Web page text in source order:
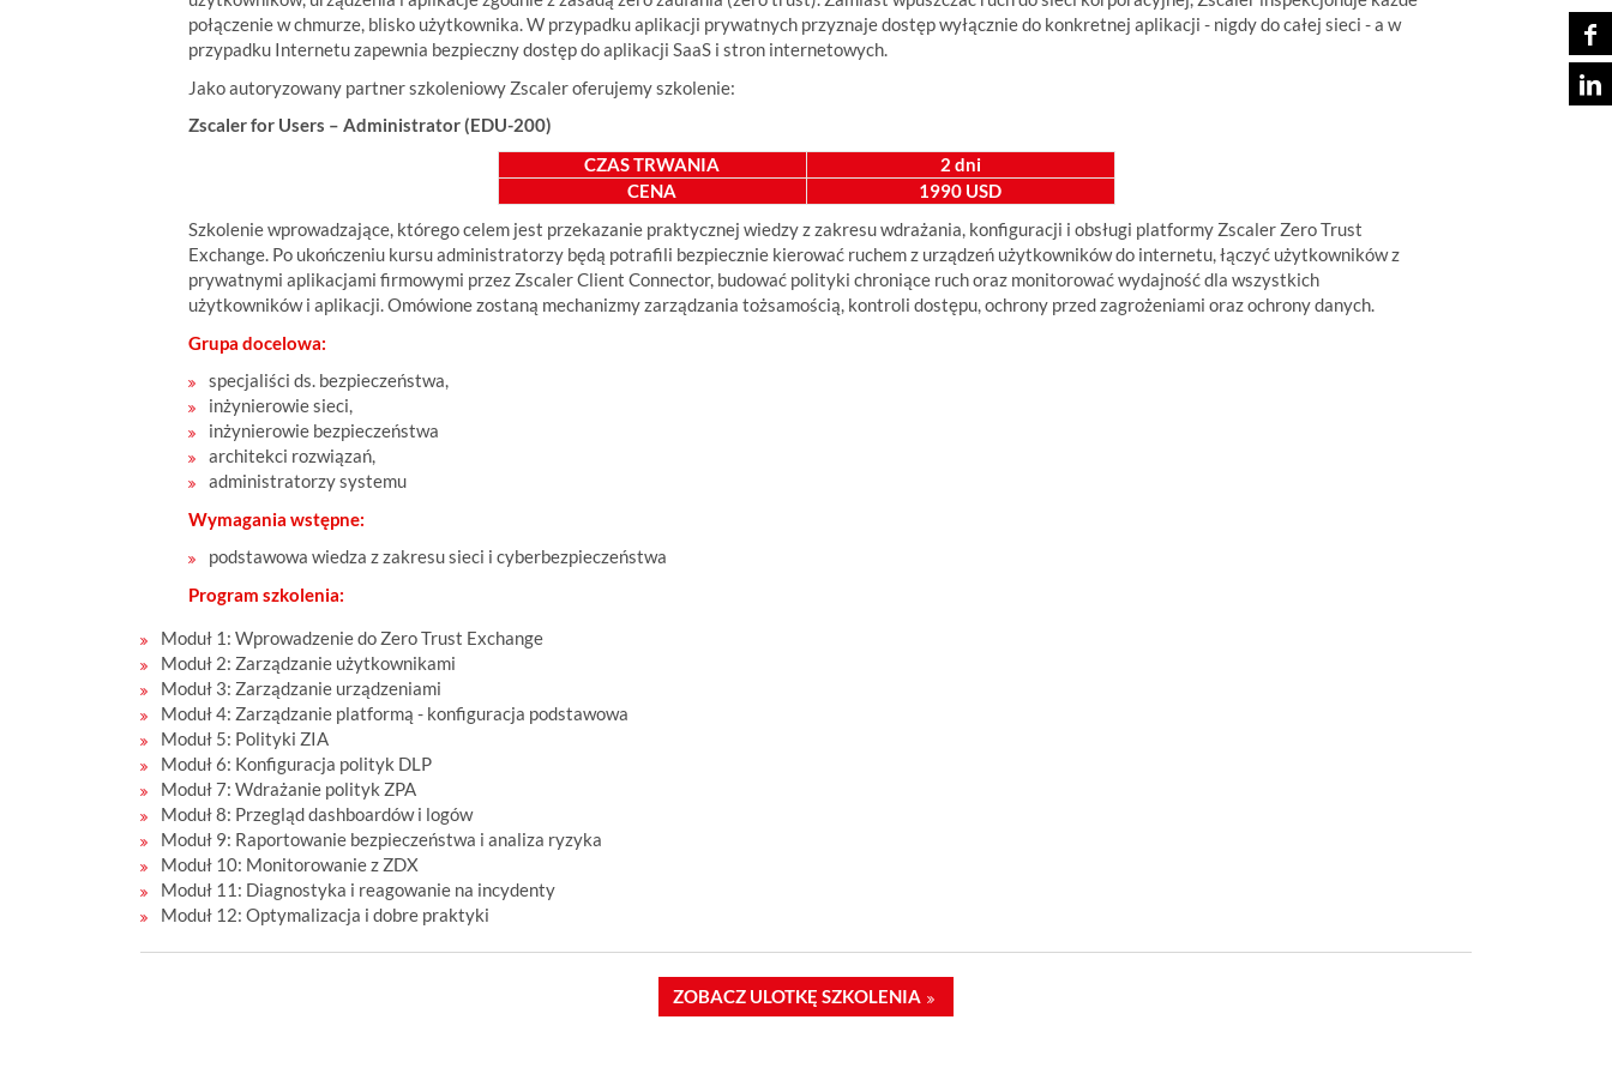
połączenie w chmurze, blisko użytkownika. W przypadku aplikacji prywatnych przyznaje dostęp wyłącznie do konkretnej aplikacji - nigdy do całej sieci - a w
przypadku Internetu zapewnia bezpieczny dostęp do aplikacji SaaS i stron internetowych.
Jako autoryzowany partner szkoleniowy Zscaler oferujemy szkolenie:
Zscaler for Users – Administrator (EDU-200)
CZAS TRWANIA
2 dni
CENA
1990 USD
Szkolenie wprowadzające, którego celem jest przekazanie praktycznej wiedzy z zakresu wdrażania, konfiguracji i obsługi platformy Zscaler Zero Trust
Exchange. Po ukończeniu kursu administratorzy będą potrafili bezpiecznie kierować ruchem z urządzeń użytkowników do internetu, łączyć użytkowników z
prywatnymi aplikacjami firmowymi przez Zscaler Client Connector, budować polityki chroniące ruch oraz monitorować wydajność dla wszystkich
użytkowników i aplikacji. Omówione zostaną mechanizmy zarządzania tożsamością, kontroli dostępu, ochrony przed zagrożeniami oraz ochrony danych.
Grupa docelowa:
specjaliści ds. bezpieczeństwa,
inżynierowie sieci,
inżynierowie bezpieczeństwa
architekci rozwiązań,
administratorzy systemu
Wymagania wstępne:
podstawowa wiedza z zakresu sieci i cyberbezpieczeństwa
Program szkolenia:
Moduł 1: Wprowadzenie do Zero Trust Exchange
Moduł 2: Zarządzanie użytkownikami
Moduł 3: Zarządzanie urządzeniami
Moduł 4: Zarządzanie platformą - konfiguracja podstawowa
Moduł 5: Polityki ZIA
Moduł 6: Konfiguracja polityk DLP
Moduł 7: Wdrażanie polityk ZPA
Moduł 8: Przegląd dashboardów i logów
Moduł 9: Raportowanie bezpieczeństwa i analiza ryzyka
Moduł 10: Monitorowanie z ZDX
Moduł 11: Diagnostyka i reagowanie na incydenty
Moduł 12: Optymalizacja i dobre praktyki
ZOBACZ ULOTKĘ SZKOLENIA